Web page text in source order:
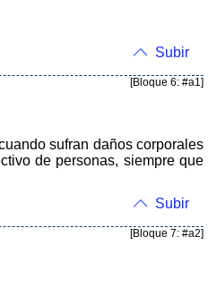
Subir
[Bloque 6: #a1]
sufran daños corporales
de personas, siempre que
Subir
[Bloque 7: #a2]